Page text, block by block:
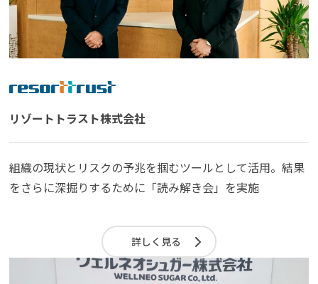
リゾートトラスト株式会社
組織の現状とリスクの予兆を掴むツールとして活用。結果
をさらに深掘りするために「読み解き会」を実施
詳しく見る